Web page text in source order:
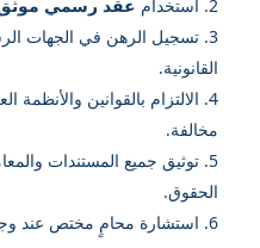
استخدام عقد رسمي موثق
تسجيل الرهن في الجهات
القانونية.
الالتزام بالقوانين
مخالفة.
توثيق جميع المستندات
الحقوق.
استشارة محامٍ مختص عند